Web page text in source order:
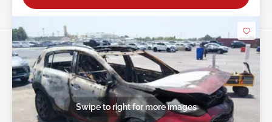
Swipe to right for more images